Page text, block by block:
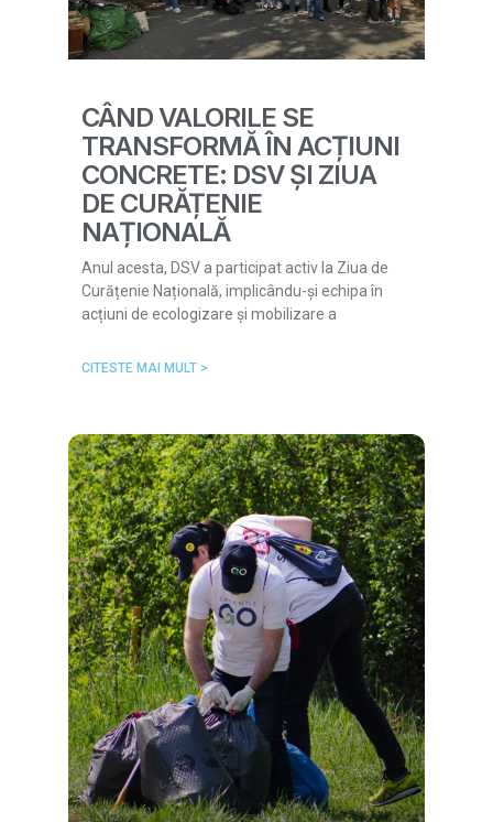
CÂND VALORILE SE
TRANSFORMĂ ÎN ACȚIUNI
CONCRETE: DSV ȘI ZIUA
DE CURĂȚENIE
NAȚIONALĂ
Anul acesta, DSV a participat activ la Ziua de
Curățenie Națională, implicându-și echipa în
acțiuni de ecologizare și mobilizare a
CITESTE MAI MULT >